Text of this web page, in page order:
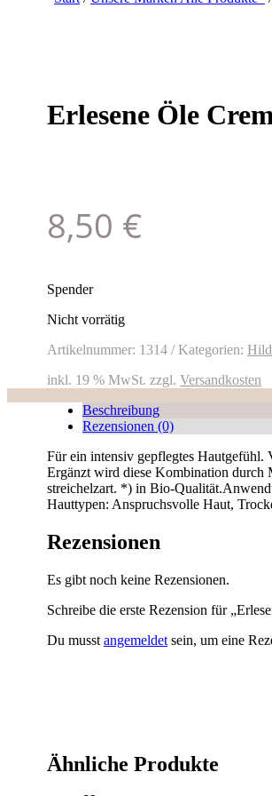
Erlesene Öle
8,50 €
Spender
Nicht vorrätig
Artikelnummer: 1314 Kategorien:
inkl. 19 % MwSt. zzgl. Versandkosten
Beschreibung
Rezensionen (0)
Für ein intensiv gepflegtes Hautgefühl.
Ergänzt wird diese Kombination durch
streichelzart. *) in Bio-
Hauttypen: Anspruchsvolle Haut,
Rezensionen
Es gibt noch keine Rezensionen.
Schreibe die erste Rezension für
Du musst angemeldet sein, um eine
Ähnliche Produkte